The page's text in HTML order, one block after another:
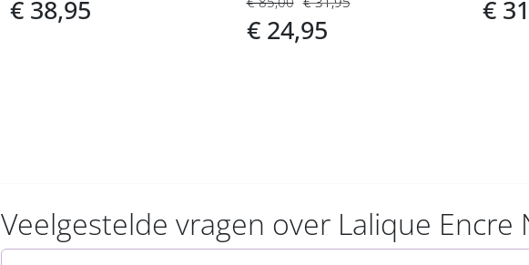
€ 38,95
€ 24,95
€
Veelgestelde vragen over Lalique Encre